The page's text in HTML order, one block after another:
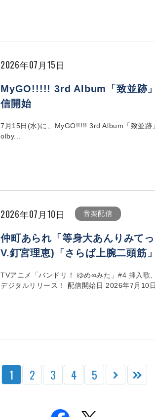
2026年07月15日
MyGO!!!!! 3rd Album「致並跡
信開始
7月15日(水)に、MyGO!!!!! 3rd Album「致並跡
olby...
2026年07月10日 音楽配信
仲町あられ「等身大あんりみて
V.釘宮理恵)「さらば上腕二頭筋
TVアニメ「バンドリ！ ゆめ∞みた」#4 挿入歌
デジタルリリース！ 配信開始日 2026年7月10
1 2 3 4 5